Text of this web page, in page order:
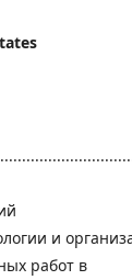
и
работ в